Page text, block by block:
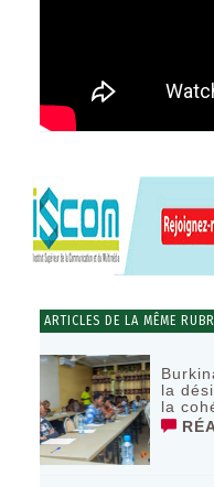
ARTICLES DE LA MÊME
la
la